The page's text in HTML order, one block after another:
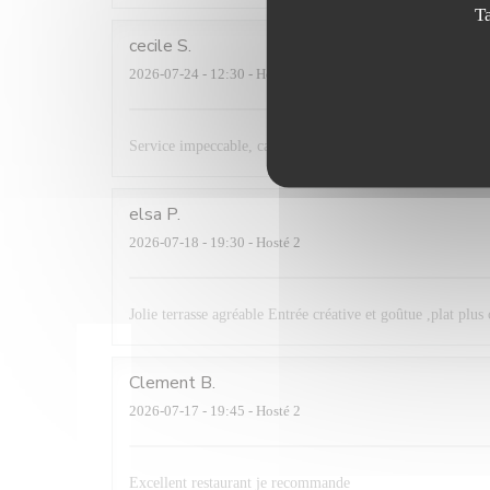
cecile S
2026-07-24 - 12:30 - Hosté 4
Service impeccable, carte courte mais délicieuse. Très
elsa P
2026-07-18 - 19:30 - Hosté 2
Jolie terrasse agréable Entrée créative et goûtue ,plat plus
Clement B
2026-07-17 - 19:45 - Hosté 2
Excellent restaurant je recommande